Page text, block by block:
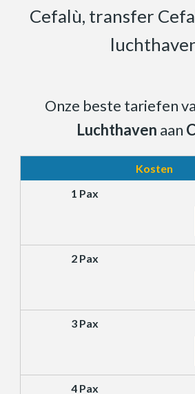
Cefalù, transfer
Onze beste tariefen
Luchthaven aan
Kosten